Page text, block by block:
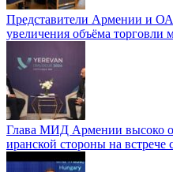
Представители Армении и
увеличения объёма торговли
Глава МИД Армении высоко
иранской стороны на